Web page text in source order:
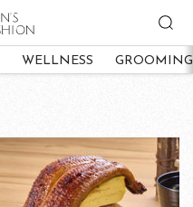
WELLNESS GROOMING